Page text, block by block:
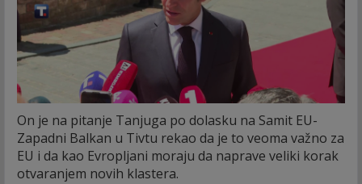
On je na pitanje Tanjuga po dolasku na Samit EU-
Zapadni Balkan u Tivtu rekao da je to veoma važno za
EU i da kao Evropljani moraju da naprave veliki korak
otvaranjem novih klastera.